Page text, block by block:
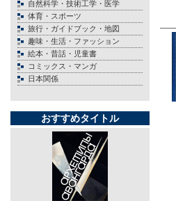
自然科学・技術工学・医学
体育・スポーツ
旅行・ガイドブック・地図
趣味・生活・ファッション
絵本・昔話・児童書
コミックス・マンガ
日本関係
おすすめタイトル